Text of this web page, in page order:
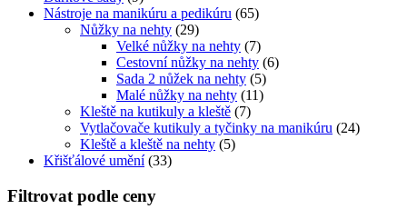
Nástroje na manikúru a pedikúru (65)
Nůžky na nehty (29)
Velké nůžky na nehty (7)
Cestovní nůžky na nehty (6)
Sada 2 nůžek na nehty (5)
Malé nůžky na nehty (11)
Kleště na kutikuly a kleště (7)
Vytlačovače kutikuly a tyčinky na manikúru (24)
Kleště a kleště na nehty (5)
Křišťálové umění (33)
Filtrovat podle ceny